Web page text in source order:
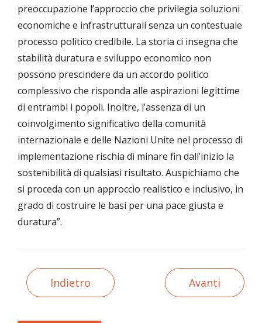
preoccupazione l’approccio che privilegia soluzioni
economiche e infrastrutturali senza un contestuale
processo politico credibile. La storia ci insegna che
stabilità duratura e sviluppo economico non
possono prescindere da un accordo politico
complessivo che risponda alle aspirazioni legittime
di entrambi i popoli. Inoltre, l’assenza di un
coinvolgimento significativo della comunità
internazionale e delle Nazioni Unite nel processo di
implementazione rischia di minare fin dall’inizio la
sostenibilità di qualsiasi risultato. Auspichiamo che
si proceda con un approccio realistico e inclusivo, in
grado di costruire le basi per una pace giusta e
duratura”.
Indietro Avanti